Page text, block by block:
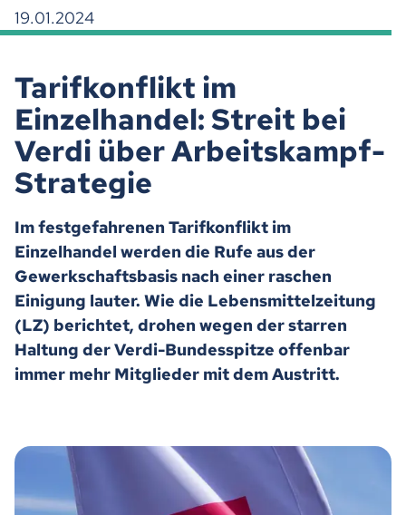
19.01.2024
Tarifkonflikt im
Einzelhandel: Streit bei
Verdi über Arbeitskampf-
Strategie
Im festgefahrenen Tarifkonflikt im
Einzelhandel werden die Rufe aus der
Gewerkschaftsbasis nach einer raschen
Einigung lauter. Wie die Lebensmittelzeitung
(LZ) berichtet, drohen wegen der starren
Haltung der Verdi-Bundesspitze offenbar
immer mehr Mitglieder mit dem Austritt.